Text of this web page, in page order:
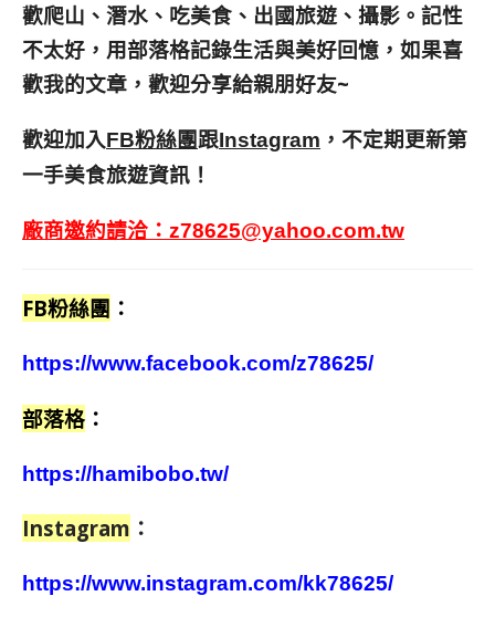
歡爬山、潛水、吃美食、出國旅遊、攝影。 記性
不太好，用部落格記錄生活與美好回憶， 如果喜
歡我的文章，歡迎分享給親朋好友~
歡迎加入FB粉絲團跟Instagram ，不定期更新第
一手美食旅遊資訊！
廠商邀約請洽： z78625@yahoo.com.tw
FB粉絲團 ：
https://www.facebook.com/z78625/
部落格 ：
https://hamibobo.tw/
Instagram ：
https://www.instagram.com/kk78625/